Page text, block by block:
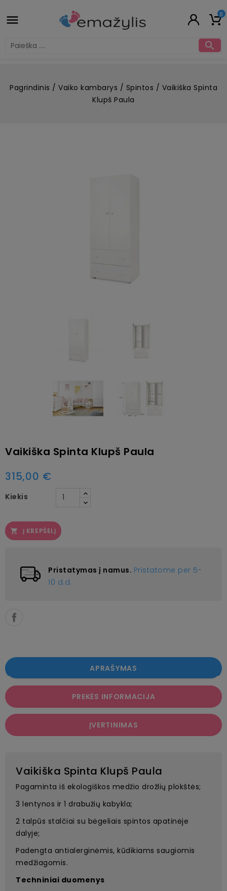
 0

Pagrindinis Vaiko kambarys Spintos
Vaikiška Spinta
Klupš Paula
Vaikiška Spinta Klupš Paula
315,00 €
Kiekis
 Į KREPŠELĮ
Pristatymas į namus. Pristatome per 5-
10 d.d.
APRAŠYMAS
PREKĖS INFORMACIJA
ĮVERTINIMAS
Vaikiška Spinta Klupš Paula
Pagaminta iš ekologiškos medžio drožlių plokštės;
3 lentynos ir 1 drabužių kabykla;
2 talpūs stalčiai su bėgeliais spintos apatinėje
dalyje;
Padengta antialerginėmis, kūdikiams saugiomis
medžiagomis.
Techniniai duomenys